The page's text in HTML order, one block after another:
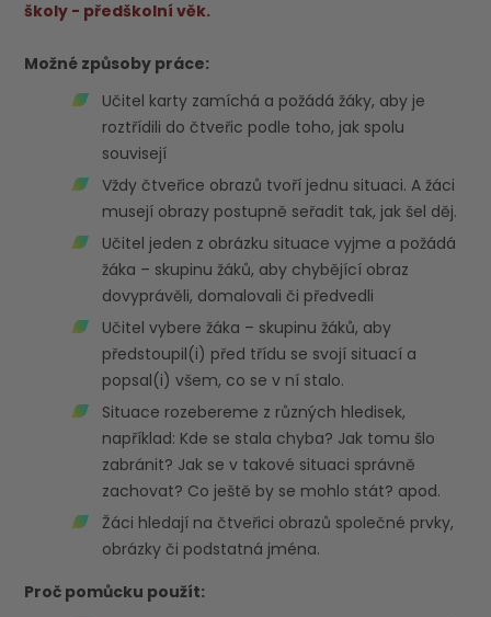
školy - předškolní věk.
Možné způsoby práce:
Učitel karty zamíchá a požádá žáky, aby je
roztřídili do čtveřic podle toho, jak spolu
souvisejí
Vždy čtveřice obrazů tvoří jednu situaci. A žáci
musejí obrazy postupně seřadit tak, jak šel děj.
Učitel jeden z obrázku situace vyjme a požádá
žáka – skupinu žáků, aby chybějící obraz
dovyprávěli, domalovali či předvedli
Učitel vybere žáka – skupinu žáků, aby
předstoupil(i) před třídu se svojí situací a
popsal(i) všem, co se v ní stalo.
Situace rozebereme z různých hledisek,
například: Kde se stala chyba? Jak tomu šlo
zabránit? Jak se v takové situaci správně
zachovat? Co ještě by se mohlo stát? apod.
Žáci hledají na čtveřici obrazů společné prvky,
obrázky či podstatná jména.
Proč pomůcku použít: